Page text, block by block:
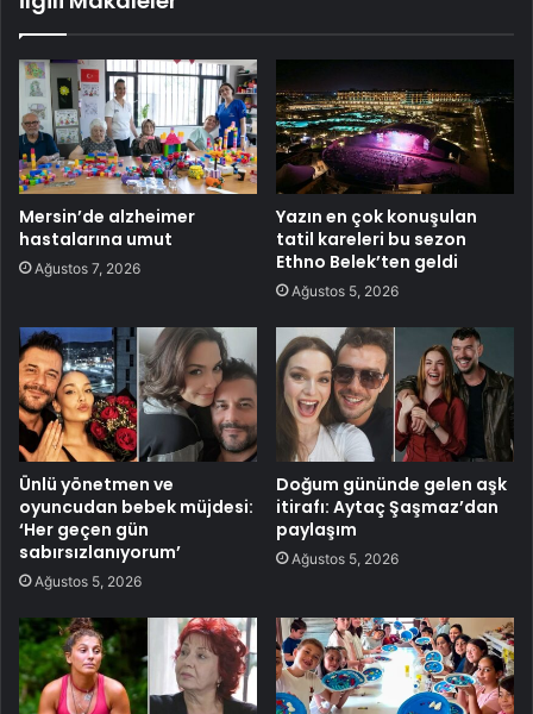
Mersin’de alzheimer
hastalarına umut
Ağustos 7, 2026
Yazın en çok konuşulan
tatil kareleri bu sezon
Ethno Belek’ten geldi
Ağustos 5, 2026
Ünlü yönetmen ve
oyuncudan bebek müjdesi:
‘Her geçen gün
sabırsızlanıyorum’
Ağustos 5, 2026
Doğum gününde gelen aşk
itirafı: Aytaç Şaşmaz’dan
paylaşım
Ağustos 5, 2026